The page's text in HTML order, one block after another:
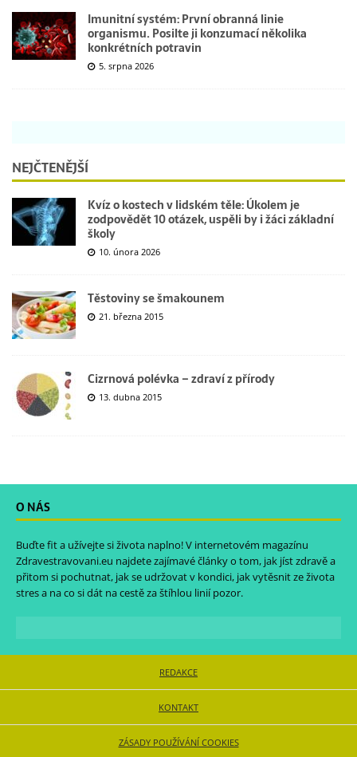
Imunitní systém: První obranná linie
organismu. Posilte ji konzumací několika
konkrétních potravin
5. srpna 2026
NEJČTENĚJŠÍ
Kvíz o kostech v lidském těle: Úkolem je
zodpovědět 10 otázek, uspěli by i žáci základní
školy
10. února 2026
Těstoviny se šmakounem
21. března 2015
Cizrnová polévka – zdraví z přírody
13. dubna 2015
O NÁS
Buďte fit a užívejte si života naplno! V internetovém magazínu
Zdravestravovani.eu najdete zajímavé články o tom, jak jíst zdravě a
přitom si pochutnat, jak se udržovat v kondici, jak vytěsnit ze života
stres a na co si dát na cestě za štíhlou linií pozor.
REDAKCE
KONTAKT
ZÁSADY POUŽÍVÁNÍ COOKIES